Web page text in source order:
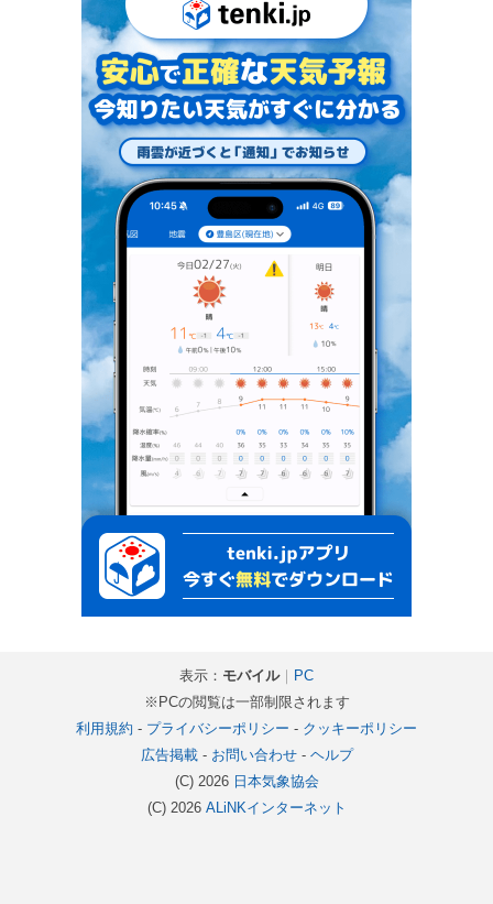
表示： モバイル｜
PC
※PCの閲覧は一部制限されます
利用規約 - プライバシーポリシー - クッキーポリシー
広告掲載- お問い合わせ- ヘルプ
(C) 2026 日本気象協会
(C) 2026 ALiNKインターネット